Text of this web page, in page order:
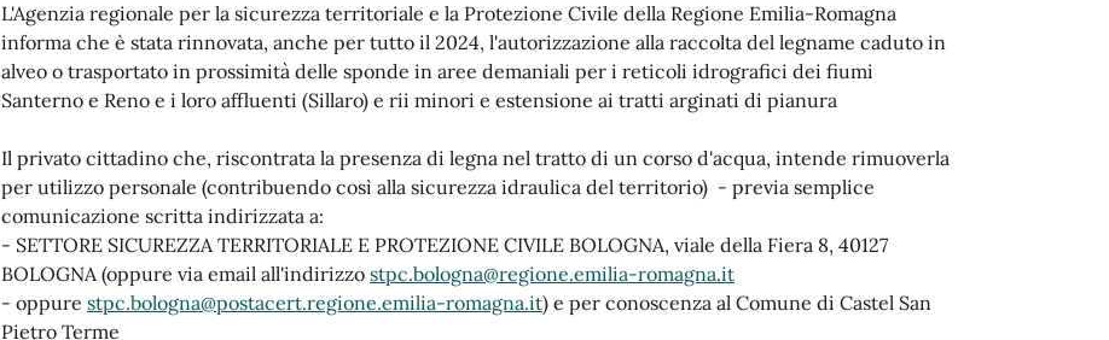
L'Agenzia regionale per la sicurezza territoriale e la Protezione Civile della Regione Emilia-Romagna
informa che è stata rinnovata, anche per tutto il 2024, l'autorizzazione alla raccolta del legname caduto in
alveo o trasportato in prossimità delle sponde in aree demaniali per i reticoli idrografici dei fiumi
Santerno e Reno e i loro affluenti (Sillaro) e rii minori e estensione ai tratti arginati di pianura
Il privato cittadino che, riscontrata la presenza di legna nel tratto di un corso d'acqua, intende rimuoverla
per utilizzo personale (contribuendo così alla sicurezza idraulica del territorio) - previa semplice
comunicazione scritta indirizzata a:
- SETTORE SICUREZZA TERRITORIALE E PROTEZIONE CIVILE BOLOGNA, viale della Fiera 8, 40127
BOLOGNA (oppure via email all'indirizzo stpc.bologna@regione.emilia-romagna.it
- oppure stpc.bologna@postacert.regione.emilia-romagna.it) e per conoscenza al Comune di Castel San
Pietro Terme